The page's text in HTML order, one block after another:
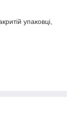
упаковці,